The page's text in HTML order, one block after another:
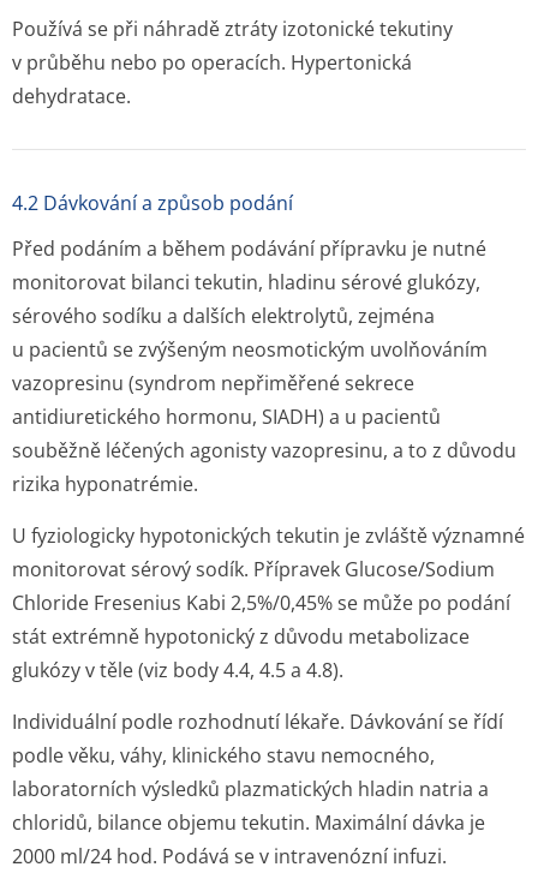
Používá se při náhradě ztráty izotonické tekutiny
v průběhu nebo po operacích. Hypertonická
dehydratace.
4.2 Dávkování a způsob podání
Před podáním a během podávání přípravku je nutné
monitorovat bilanci tekutin, hladinu sérové glukózy,
sérového sodíku a dalších elektrolytů, zejména
u pacientů se zvýšeným neosmotickým uvolňováním
vazopresinu (syndrom nepřiměřené sekrece
antidiuretického hormonu, SIADH) a u pacientů
souběžně léčených agonisty vazopresinu, a to z důvodu
rizika hyponatrémie.
U fyziologicky hypotonických tekutin je zvláště významné
monitorovat sérový sodík. Přípravek Glucose/Sodium
Chloride Fresenius Kabi 2,5%/0,45% se může po podání
stát extrémně hypotonický z důvodu metabolizace
glukózy v těle (viz body 4.4, 4.5 a 4.8).
Individuální podle rozhodnutí lékaře. Dávkování se řídí
podle věku, váhy, klinického stavu nemocného,
laboratorních výsledků plazmatických hladin natria a
chloridů, bilance objemu tekutin. Maximální dávka je
2000 ml/24 hod. Podává se v intravenózní infuzi.